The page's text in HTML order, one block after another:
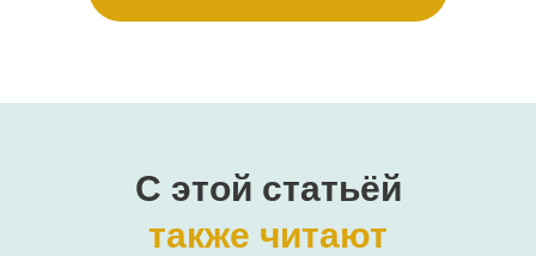
С этой статьёй
также читают